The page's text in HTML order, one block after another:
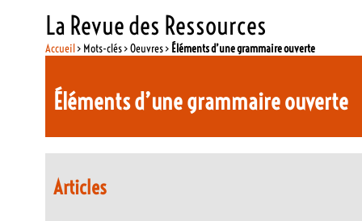
La Revue des Ressources
Accueil> Mots-clés > Oeuvres > Éléments d’une grammaire ouverte
Éléments d’une grammaire ouverte
Articles